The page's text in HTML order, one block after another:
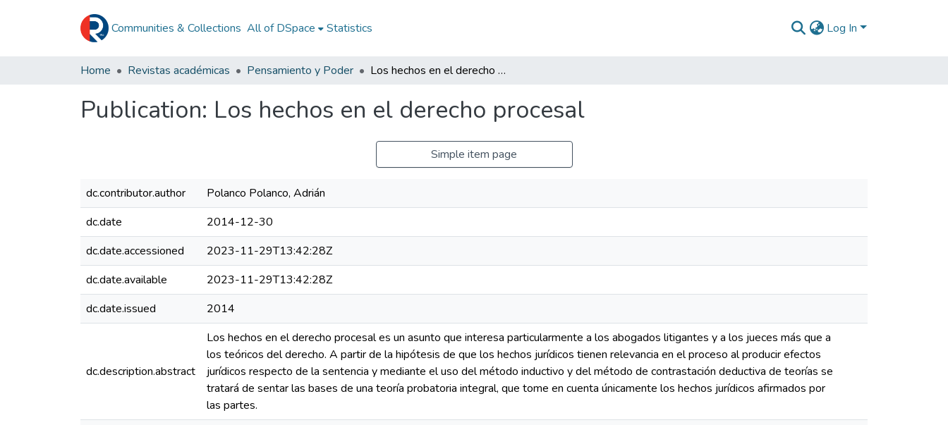
Communities & Collections All of DSpace Statistics Log In
Home Revistas académicas Pensamiento y Poder Los hechos en el derecho procesal
Publication: Los hechos en el derecho procesal
Simple item page
dc.contributor.author
Polanco Polanco, Adrián
dc.date
2014-12-30
dc.date.accessioned
2023-11-29T13:42:28Z
dc.date.available
2023-11-29T13:42:28Z
dc.date.issued
2014
dc.description.abstract
Los hechos en el derecho procesal es un asunto que interesa particularmente a los abogados litigantes y a los jueces más que a
los teóricos del derecho. A partir de la hipótesis de que los hechos jurídicos tienen relevancia en el proceso al producir efectos
jurídicos respecto de la sentencia y mediante el uso del método inductivo y del método de contrastación deductiva de teorías se
tratará de sentar las bases de una teoría probatoria integral, que tome en cuenta únicamente los hechos jurídicos afirmados por
las partes.